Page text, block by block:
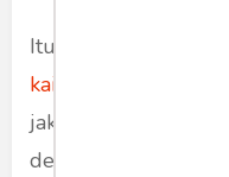
Itulah ulasan
kain untuk jaket
jaket ini cukup
dengan penggunaan